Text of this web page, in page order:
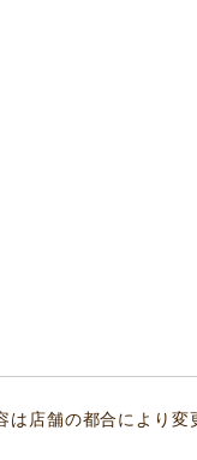
は店舗の都合により変